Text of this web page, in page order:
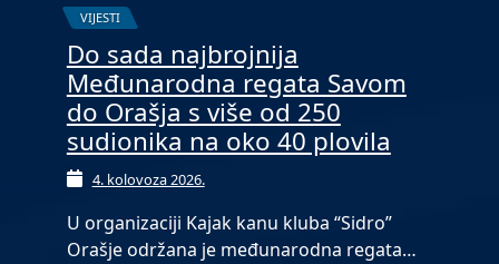
VIJESTI
Do sada najbrojnija
Međunarodna regata Savom
do Orašja s više od 250
sudionika na oko 40 plovila
4. kolovoza 2026.
U organizaciji Kajak kanu kluba “Sidro”
Orašje održana je međunarodna regata…